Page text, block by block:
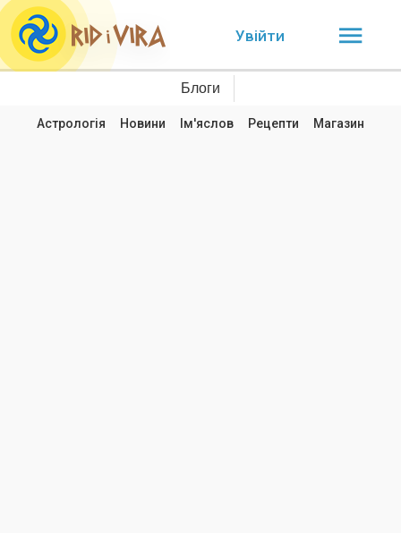
Увійти
Блоги
Астрологія Новини Ім'яслов Рецепти Магазин